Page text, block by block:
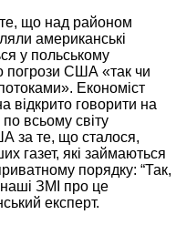
що над районом
американські
у польському
погрози США «так чи
Економіст
відкрито говорити на
всьому світу
за те, що сталося,
газет, які займаються
порядку: “Так,
наші ЗМІ про це
експерт.